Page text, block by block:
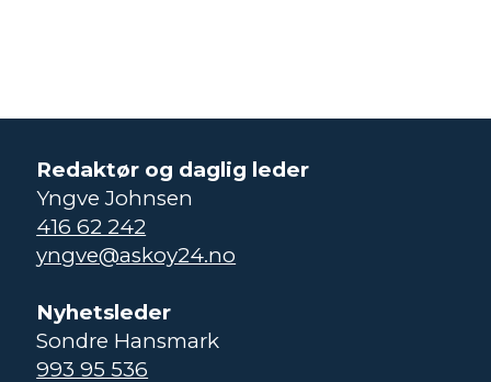
Redaktør og daglig leder
Yngve Johnsen
416 62 242
yngve@askoy24.no
Nyhetsleder
Sondre Hansmark
993 95 536